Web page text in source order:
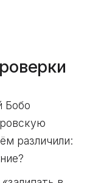
Бобо
различили: